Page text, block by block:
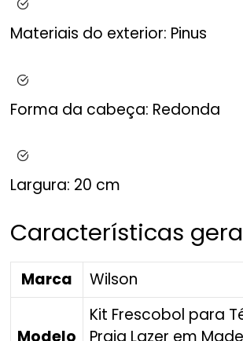
Materiais do exterior: Pinus
Forma da cabeça: Redonda
Largura: 20 cm
Características
Marca Wilson
Modelo
Kit Frescobol para
Praia Lazer em